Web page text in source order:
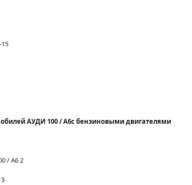
АУДИ 100 / A6с бензиновыми двигателями
/ A6 2